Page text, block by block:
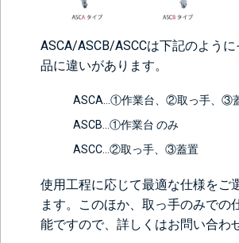
ASCA/ASCB/ASCCは下記のよう
品に違いがあります。
ASCA…①作業台、②取っ手、③
ASCB…①作業台 のみ
ASCC…②取っ手、③蓋置
使用工程に応じて最適な仕様をご
ます。このほか、取っ手のみでの
能ですので、詳しくはお問い合わ